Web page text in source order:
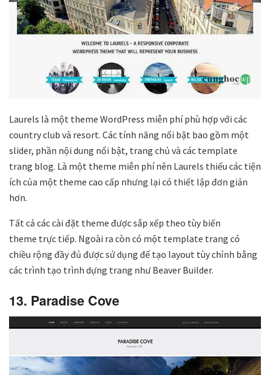
Laurels là một theme WordPress miễn phí phù hợp với các
country club và resort. Các tính năng nổi bật bao gồm một
slider, phần nội dung nổi bật, trang chủ và các template
trang blog. Là một theme miễn phí nên Laurels thiếu các tiện
ích của một theme cao cấp nhưng lại có thiết lập đơn giản
hơn.
Tất cả các cài đặt theme được sắp xếp theo tùy biến
theme trực tiếp. Ngoài ra còn có một template trang có
chiều rộng đầy đủ được sử dụng để tạo layout tùy chỉnh bằng
các trình tạo trình dựng trang như Beaver Builder.
13. Paradise Cove